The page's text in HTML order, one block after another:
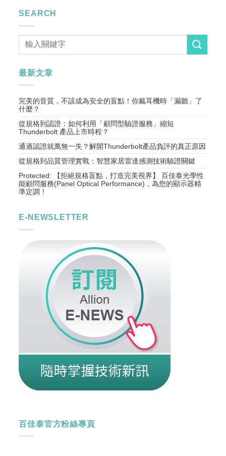
SEARCH
最新文章
完美的音質，不該成為安全的盲點！你戴耳機時「漏聽」了
什麼？
從規格到認證：如何利用「顧問型驗證服務」縮短
Thunderbolt 產品上市時程？
通過認證就萬無一失？解開Thunderbolt產品負評的真正原因
從規格到品質管理實戰：智慧家居雷達感測技術驗證關鍵
Protected: 【拒絕規格盲點，打造完美視界】 百佳泰光學性
能顧問服務(Panel Optical Performance)，為您的顯示器精
準定調！
E-NEWSLETTER
百佳泰官方粉絲專頁